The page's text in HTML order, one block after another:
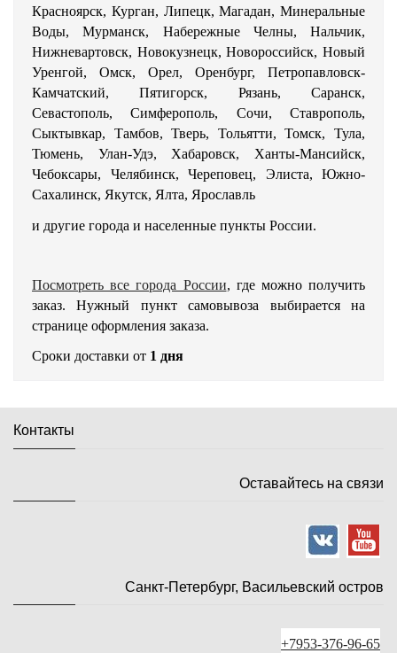
Красноярск, Курган, Липецк, Магадан, Минеральные
Воды, Мурманск, Набережные Челны, Нальчик,
Нижневартовск, Новокузнецк, Новороссийск, Новый
Уренгой, Омск, Орел, Оренбург, Петропавловск-
Камчатский, Пятигорск, Рязань, Саранск,
Севастополь, Симферополь, Сочи, Ставрополь,
Сыктывкар, Тамбов, Тверь, Тольятти, Томск, Тула,
Тюмень, Улан-Удэ, Хабаровск, Ханты-Мансийск,
Чебоксары, Челябинск, Череповец, Элиста, Южно-
Сахалинск, Якутск, Ялта, Ярославль
и другие города и населенные пункты России.
Посмотреть все города России, где можно получить
заказ. Нужный пункт самовывоза выбирается на
странице оформления заказа.
Сроки доставки от 1 дня
Контакты
Оставайтесь на связи
Санкт-Петербург, Васильевский остров
+7953-376-96-65